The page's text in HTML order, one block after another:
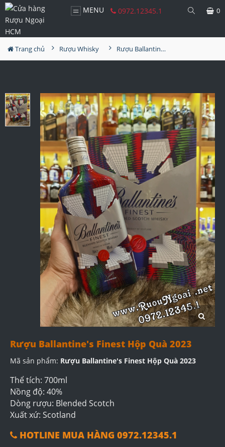
MENU 0972.12345.1 0
Trang chủ Rượu Whisky Rượu Ballantine's Finest Hộp Quà 2023
Rượu Ballantine's Finest Hộp Quà 2023
Mã sản phẩm: Rượu Ballantine's Finest Hộp Quà 2023
Thể tích: 700ml
Nồng độ: 40%
Dòng rượu: Blended Scotch
Xuất xứ: Scotland
HOTLINE MUA HÀNG 0972.12345.1